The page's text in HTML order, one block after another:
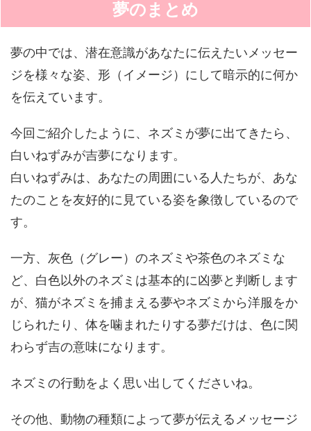
夢のまとめ
夢の中では、潜在意識があなたに伝えたいメッセー
ジを様々な姿、形（イメージ）にして暗示的に何か
を伝えています。
今回ご紹介したように、ネズミが夢に出てきたら、
白いねずみが吉夢になります。
白いねずみは、あなたの周囲にいる人たちが、あな
たのことを友好的に見ている姿を象徴しているので
す。
一方、灰色（グレー）のネズミや茶色のネズミな
ど、白色以外のネズミは基本的に凶夢と判断します
が、猫がネズミを捕まえる夢やネズミから洋服をか
じられたり、体を噛まれたりする夢だけは、色に関
わらず吉の意味になります。
ネズミの行動をよく思い出してくださいね。
その他、動物の種類によって夢が伝えるメッセージ